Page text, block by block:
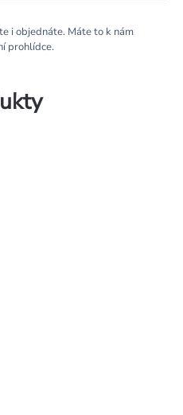
i objednáte. Máte to k nám
prohlídce.